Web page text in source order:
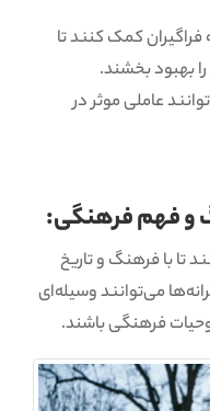
فراگیران کمک کنند تا
بهبود بخشند.
عاملی موثر در
و فهم فرهنگی:
تا با فرهنگ و تاریخ
می‌توانند وسیله‌ای
فرهنگی باشند.